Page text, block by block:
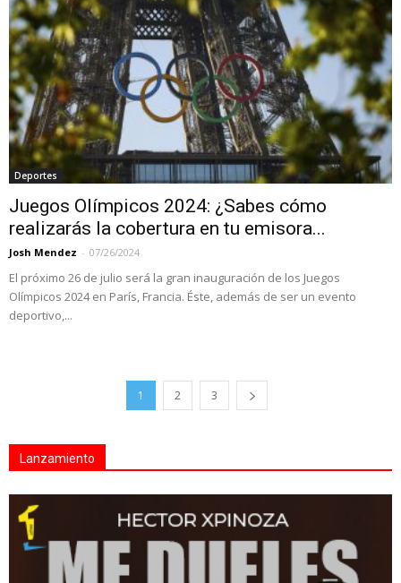
Deportes
Juegos Olímpicos 2024: ¿Sabes cómo
realizarás la cobertura en tu emisora...
Josh Mendez - 07/26/2024
El próximo 26 de julio será la gran inauguración de los Juegos
Olímpicos 2024 en París, Francia. Éste, además de ser un evento
deportivo,...
1 2 3
Lanzamiento